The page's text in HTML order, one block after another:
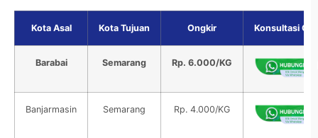
Kota Asal Kota Tujuan Ongkir Konsultasi
Barabai Semarang Rp. 6.000/KG
Banjarmasin Semarang Rp. 4.000/KG